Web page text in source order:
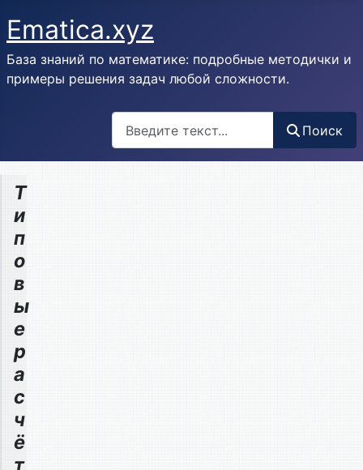
Ematica.xyz
База знаний по математике: подробные методички и
примеры решения задач любой сложности.
Поиск
Т
и
п
о
в
ы
е
р
а
с
ч
ё
т